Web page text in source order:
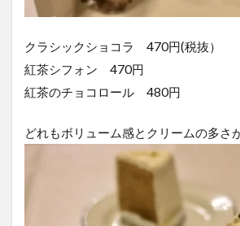
クラシックショコラ 470円(税抜）
紅茶シフォン 470円
紅茶のチョコロール 480円
どれもボリューム感とクリームの多さ